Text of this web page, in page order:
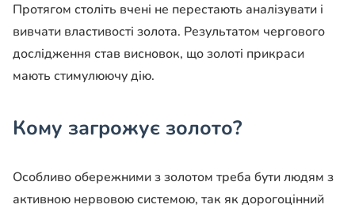
Протягом століть вчені не перестають аналізувати і
вивчати властивості золота. Результатом чергового
дослідження став висновок, що золоті прикраси
мають стимулюючу дію.
Кому загрожує золото?
Особливо обережними з золотом треба бути людям з
активною нервовою системою, так як дорогоцінний